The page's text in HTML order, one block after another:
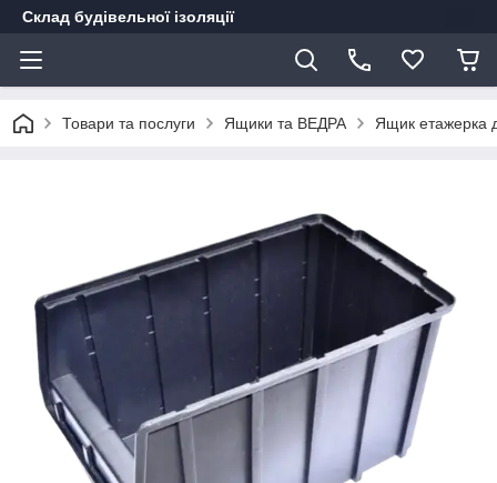
Склад будівельної ізоляції
Товари та послуги Ящики та ВЕДРА Ящик етажерка